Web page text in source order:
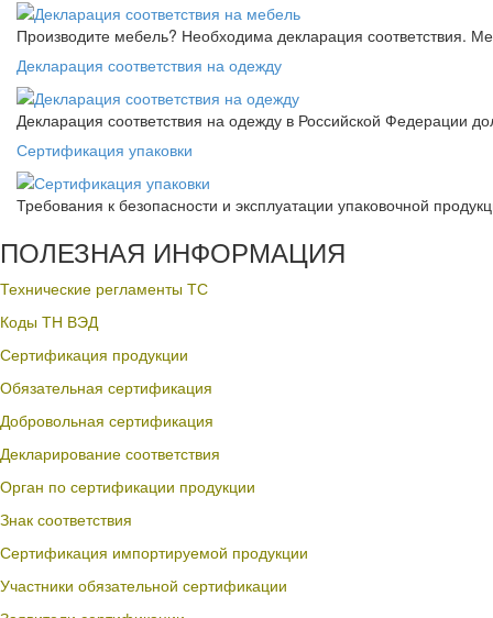
Производите мебель? Необходима декларация соответствия.
Декларация соответствия на одежду
Декларация соответствия на одежду в Российской Федерации
Сертификация упаковки
Требования к безопасности и эксплуатации упаковочной
ПОЛЕЗНАЯ ИНФОРМАЦИЯ
Технические регламенты ТС
Коды ТН ВЭД
Сертификация продукции
Обязательная сертификация
Добровольная сертификация
Декларирование соответствия
Орган по сертификации продукции
Знак соответствия
Сертификация импортируемой продукции
Участники обязательной сертификации